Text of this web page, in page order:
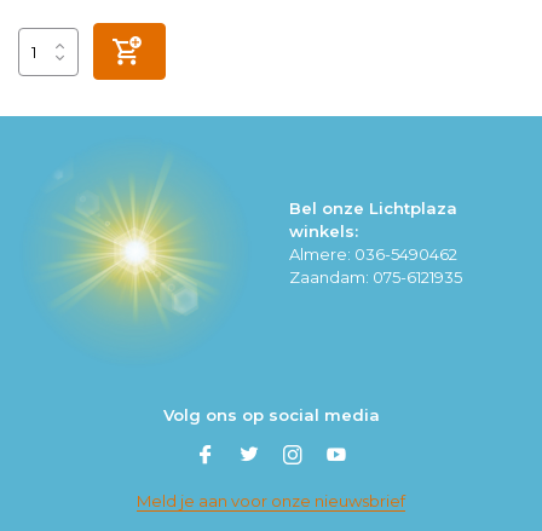
Bel onze Lichtplaza
winkels:
Almere: 036-5490462
Zaandam: 075-6121935
Volg ons op social media
Meld je aan voor onze nieuwsbrief